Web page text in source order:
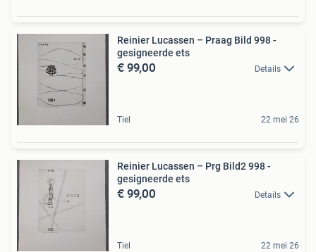
Reinier Lucassen – Praag Bild 998 -
gesigneerde ets
€ 99,00 Details
Tiel 22 mei 26
Reinier Lucassen – Prg Bild2 998 -
gesigneerde ets
€ 99,00 Details
Tiel 22 mei 26